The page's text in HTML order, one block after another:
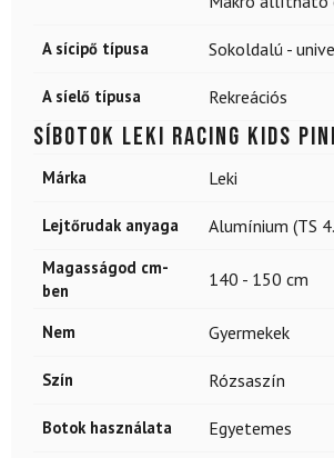
A sícipő típusa Sokoldalú -
A síelő típusa Rekreációs
Síbotok LEKI Racing Kids
Márka Leki
Lejtőrudak anyaga Alumínium (TS
Magasságod cm-
ben
140 - 150 cm
Nem Gyermekek
Szín Rózsaszín
Botok használata Egyetemes